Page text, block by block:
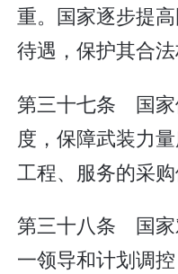
重。国家逐步提
待遇，保护其合法
第三十七条 国家
度，保障武装力
工程、服务的采购
第三十八条 国家
一领导和计划调